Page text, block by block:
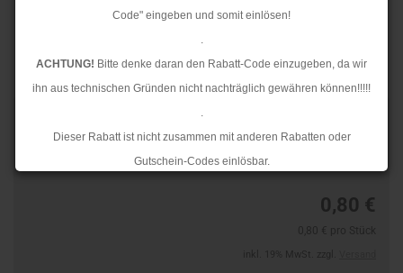
Code" eingeben und somit einlösen!
.
ACHTUNG! Bitte denke daran den Rabatt-Code einzugeben, da wir
ihn aus technischen Gründen nicht nachträglich gewähren können!!!!!
.
Dieser Rabatt ist nicht zusammen mit anderen Rabatten oder
Gutschein-Codes einlösbar.
Ab dem 17.08.2026 versenden wir wieder wie gewohnt. Aufgrund des
0,80 €